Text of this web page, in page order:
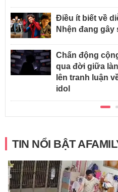
Điều ít biết về
Nhện đang gây
Chấn động
qua đời giữa
lên tranh luận
idol
TIN NỔI BẬT